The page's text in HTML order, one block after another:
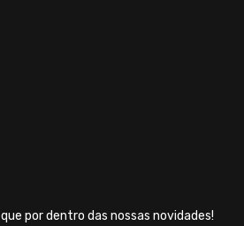
por dentro das nossas novidades!